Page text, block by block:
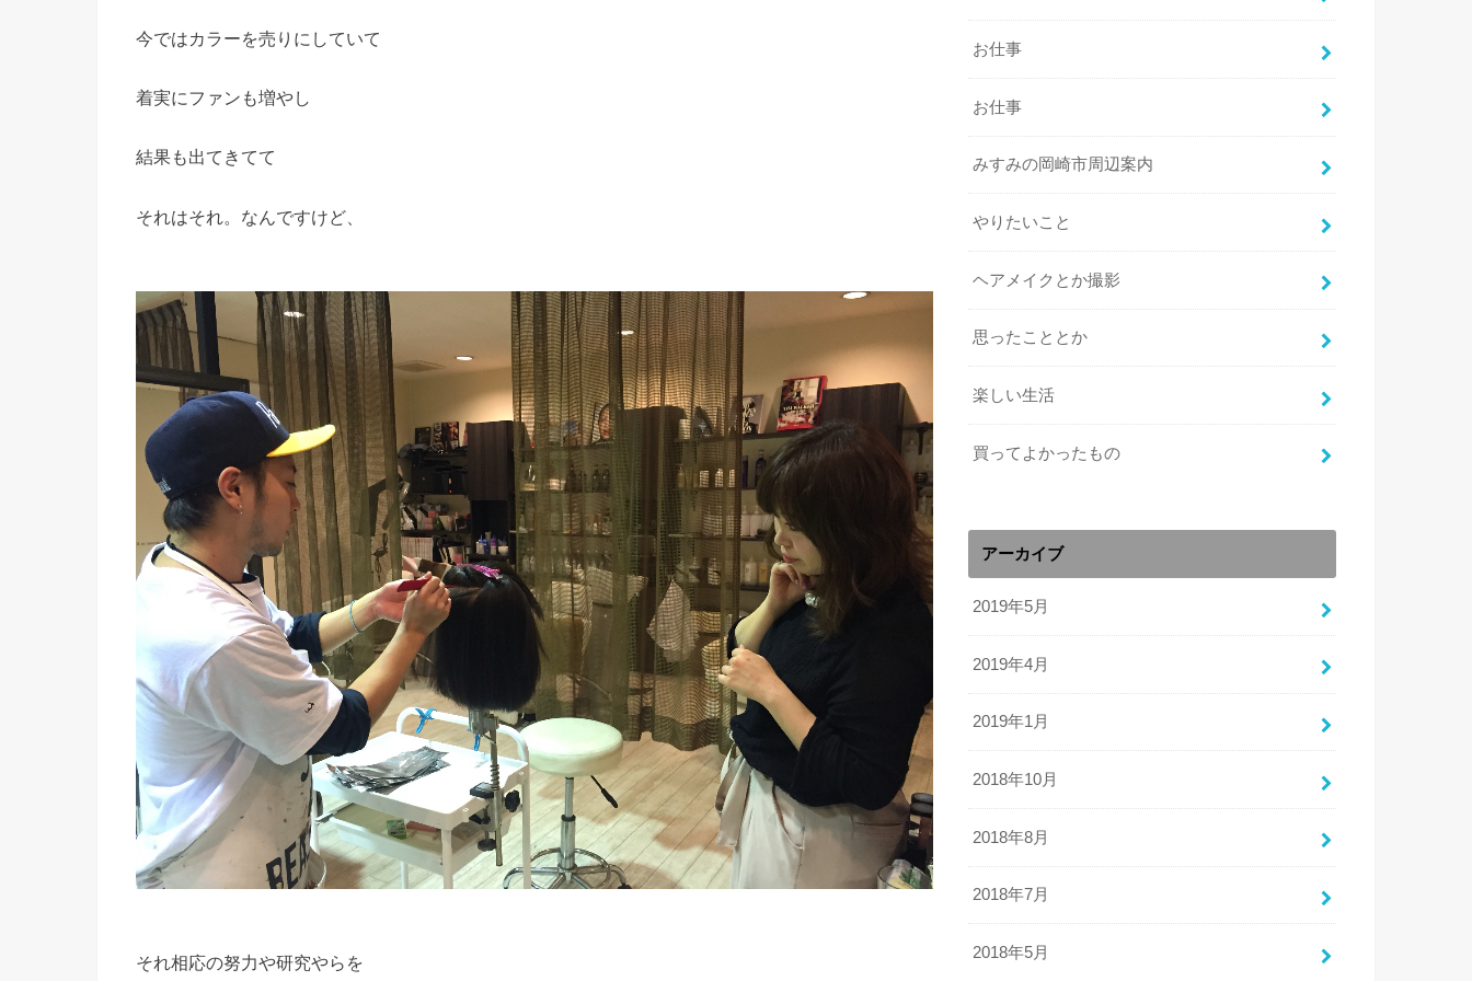
今ではカラーを売りにしていて
着実にファンも増やし
結果も出てきてて
それはそれ。なんですけど、
それ相応の努力や研究やらを
お仕事
お仕事
みすみの岡崎市周辺案内
やりたいこと
ヘアメイクとか撮影
思ったこととか
楽しい生活
買ってよかったもの
アーカイブ
2019年5月
2019年4月
2019年1月
2018年10月
2018年8月
2018年7月
2018年5月